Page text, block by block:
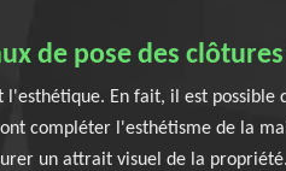
de pose des
En fait, il est
compléter l'esthétisme de la
un attrait visuel de la